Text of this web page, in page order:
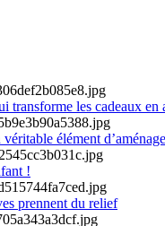
transforme les cadeaux en
élément
!
prennent du relief